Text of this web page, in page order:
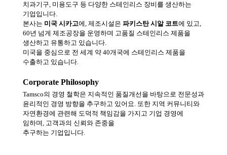
치과기구, 미용도구 등 다양한 스테인리스 장비를 생산하는
기업입니다.
본사는 미국 시카고에, 제조시설은 파키스탄 시알 코트에 있고,
60년 넘게 제조공장을 운영하며 고품질 스테인리스 제품을
생산하고 유통하고 있습니다.
미국을 중심으로 전 세계 약 40개국에 스테인리스 제품을
수출하고 있습니다.
Corporate Philosophy
Tamsco의 경영 철학은 지속적인 품질개선을 바탕으로 전문성과
윤리적인 경영 방향을 추구하고 있어요. 또한 지역 커뮤니티와
자연환경에 관련해 도덕적 책임감을 가지고 기업 경영에
임하며, 고객과의 신뢰와 존중을
추구하는 기업입니다.